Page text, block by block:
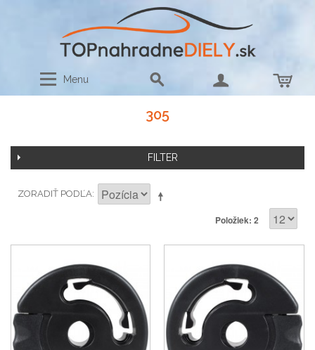
Menu
305
FILTER
ZORADIŤ PODĽA
Položiek: 2